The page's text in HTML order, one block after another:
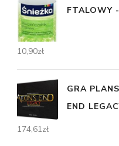
FTALOWY
10,90zł
GRA
END
174,61zł